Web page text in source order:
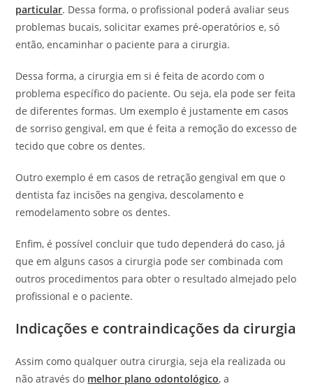
particular. Dessa forma, o profissional poderá avaliar seus
problemas bucais, solicitar exames pré-operatórios e, só
então, encaminhar o paciente para a cirurgia.
Dessa forma, a cirurgia em si é feita de acordo com o
problema específico do paciente. Ou seja, ela pode ser feita
de diferentes formas. Um exemplo é justamente em casos
de sorriso gengival, em que é feita a remoção do excesso de
tecido que cobre os dentes.
Outro exemplo é em casos de retração gengival em que o
dentista faz incisões na gengiva, descolamento e
remodelamento sobre os dentes.
Enfim, é possível concluir que tudo dependerá do caso, já
que em alguns casos a cirurgia pode ser combinada com
outros procedimentos para obter o resultado almejado pelo
profissional e o paciente.
Indicações e contraindicações da cirurgia
Assim como qualquer outra cirurgia, seja ela realizada ou
não através do melhor plano odontológico, a